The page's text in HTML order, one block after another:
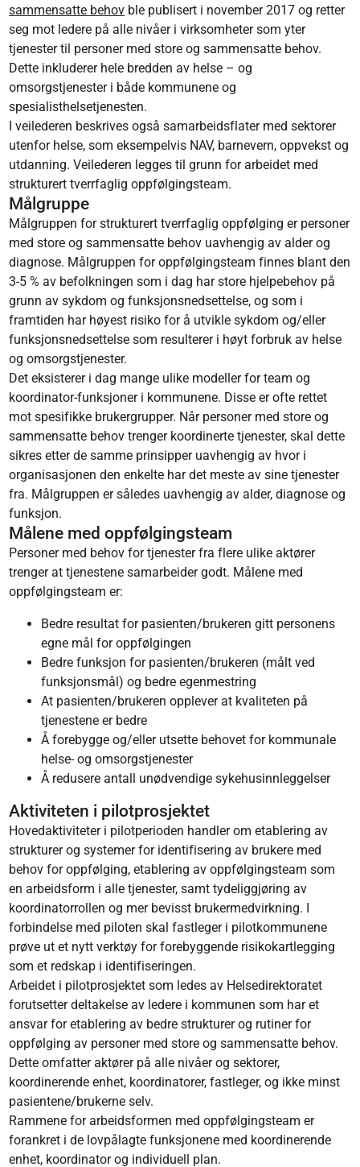
sammensatte behov ble publisert i november 2017 og retter
seg mot ledere på alle nivåer i virksomheter som yter
tjenester til personer med store og sammensatte behov.
Dette inkluderer hele bredden av helse – og
omsorgstjenester i både kommunene og
spesialisthelsetjenesten.
I veilederen beskrives også samarbeidsflater med sektorer
utenfor helse, som eksempelvis NAV, barnevern, oppvekst og
utdanning. Veilederen legges til grunn for arbeidet med
strukturert tverrfaglig oppfølgingsteam.
Målgruppe
Målgruppen for strukturert tverrfaglig oppfølging er personer
med store og sammensatte behov uavhengig av alder og
diagnose. Målgruppen for oppfølgingsteam finnes blant den
3-5 % av befolkningen som i dag har store hjelpebehov på
grunn av sykdom og funksjonsnedsettelse, og som i
framtiden har høyest risiko for å utvikle sykdom og/eller
funksjonsnedsettelse som resulterer i høyt forbruk av helse
og omsorgstjenester.
Det eksisterer i dag mange ulike modeller for team og
koordinator-funksjoner i kommunene. Disse er ofte rettet
mot spesifikke brukergrupper. Når personer med store og
sammensatte behov trenger koordinerte tjenester, skal dette
sikres etter de samme prinsipper uavhengig av hvor i
organisasjonen den enkelte har det meste av sine tjenester
fra. Målgruppen er således uavhengig av alder, diagnose og
funksjon.
Målene med oppfølgingsteam
Personer med behov for tjenester fra flere ulike aktører
trenger at tjenestene samarbeider godt. Målene med
oppfølgingsteam er:
Bedre resultat for pasienten/brukeren gitt personens
egne mål for oppfølgingen
Bedre funksjon for pasienten/brukeren (målt ved
funksjonsmål) og bedre egenmestring
At pasienten/brukeren opplever at kvaliteten på
tjenestene er bedre
Å forebygge og/eller utsette behovet for kommunale
helse- og omsorgstjenester
Å redusere antall unødvendige sykehusinnleggelser
Aktiviteten i pilotprosjektet
Hovedaktiviteter i pilotperioden handler om etablering av
strukturer og systemer for identifisering av brukere med
behov for oppfølging, etablering av oppfølgingsteam som
en arbeidsform i alle tjenester, samt tydeliggjøring av
koordinatorrollen og mer bevisst brukermedvirkning. I
forbindelse med piloten skal fastleger i pilotkommunene
prøve ut et nytt verktøy for forebyggende risikokartlegging
som et redskap i identifiseringen.
Arbeidet i pilotprosjektet som ledes av Helsedirektoratet
forutsetter deltakelse av ledere i kommunen som har et
ansvar for etablering av bedre strukturer og rutiner for
oppfølging av personer med store og sammensatte behov.
Dette omfatter aktører på alle nivåer og sektorer,
koordinerende enhet, koordinatorer, fastleger, og ikke minst
pasientene/brukerne selv.
Rammene for arbeidsformen med oppfølgingsteam er
forankret i de lovpålagte funksjonene med koordinerende
enhet, koordinator og individuell plan.